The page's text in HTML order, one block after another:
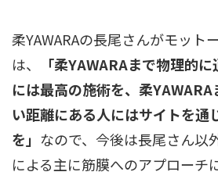
柔YAWARAの長尾さんがモット
は、
「柔YAWARAまで物理的
には最高の施術を、柔
い距離にある人にはサイトを通
を」 なので、今後は長尾さん以
による主に筋膜へのアプローチ